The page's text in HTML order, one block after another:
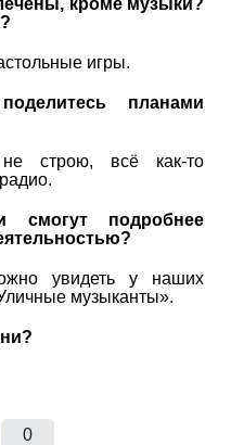
кроме музыки?
игры.
планами
строю, всё как-то
смогут подробнее
увидеть у наших
музыканты».
0